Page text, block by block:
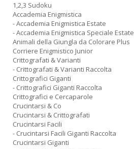
1,2,3 Sudoku
Accademia Enigmistica
- Accademia Enigmistica Estate
- Accademia Enigmistica Speciale Estate
Animali della Giungla da Colorare Plus
Corriere Enigmistico Junior
Crittografati & Varianti
- Crittografati & Varianti Raccolta
Crittografici Giganti
- Crittografici Giganti Raccolta
Crittografici e Cercaparole
Crucintarsi & Co
Crucintarsi & Crittografati
Crucintarsi Facili
- Crucintarsi Facili Giganti Raccolta
Crucintarsi Giganti